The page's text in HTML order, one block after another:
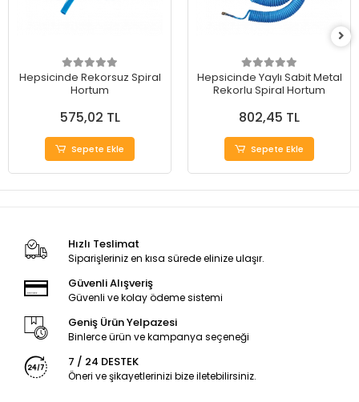
Hepsicinde Rekorsuz Spiral
Hortum
575,02 TL
Sepete Ekle
Hepsicinde Yaylı Sabit Metal
Rekorlu Spiral Hortum
802,45 TL
Sepete Ekle
Hızlı Teslimat
Siparişleriniz en kısa sürede elinize ulaşır.
Güvenli Alışveriş
Güvenli ve kolay ödeme sistemi
Geniş Ürün Yelpazesi
Binlerce ürün ve kampanya seçeneği
7 / 24 DESTEK
Öneri ve şikayetlerinizi bize iletebilirsiniz.